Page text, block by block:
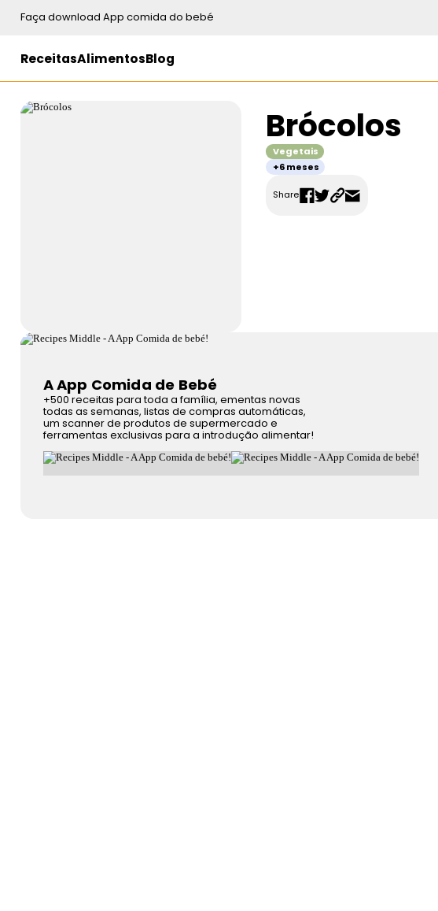
Faça download App comida do bebé
ReceitasAlimentosBlog
Brócolos
Vegetais
+6 meses
Share
A App Comida de Bebé
+500 receitas para toda a família, ementas novas
todas as semanas, listas de compras automáticas,
um scanner de produtos de supermercado e
ferramentas exclusivas para a introdução alimentar!